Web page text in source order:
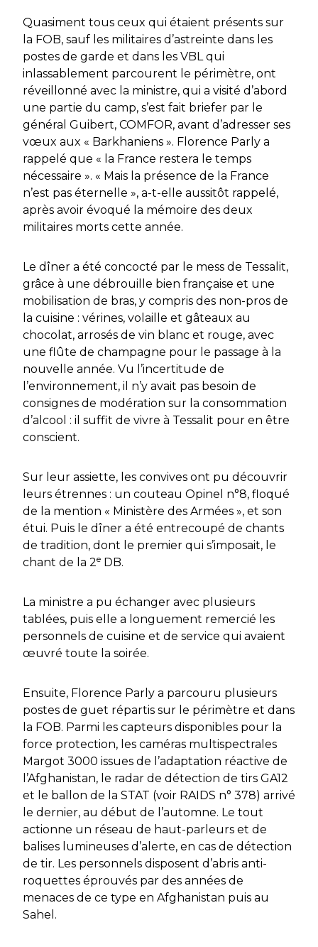
Quasiment tous ceux qui étaient présents sur
la FOB, sauf les militaires d’astreinte dans les
postes de garde et dans les VBL qui
inlassablement parcourent le périmètre, ont
réveillonné avec la ministre, qui a visité d’abord
une partie du camp, s’est fait briefer par le
général Guibert, COMFOR, avant d’adresser ses
vœux aux « Barkhaniens ». Florence Parly a
rappelé que « la France restera le temps
nécessaire ». « Mais la présence de la France
n’est pas éternelle », a-t-elle aussitôt rappelé,
après avoir évoqué la mémoire des deux
militaires morts cette année.
Le dîner a été concocté par le mess de Tessalit,
grâce à une débrouille bien française et une
mobilisation de bras, y compris des non-pros de
la cuisine : vérines, volaille et gâteaux au
chocolat, arrosés de vin blanc et rouge, avec
une flûte de champagne pour le passage à la
nouvelle année. Vu l’incertitude de
l’environnement, il n’y avait pas besoin de
consignes de modération sur la consommation
d’alcool : il suffit de vivre à Tessalit pour en être
conscient.
Sur leur assiette, les convives ont pu découvrir
leurs étrennes : un couteau Opinel n°8, floqué
de la mention « Ministère des Armées », et son
étui. Puis le dîner a été entrecoupé de chants
de tradition, dont le premier qui s’imposait, le
chant de la 2e DB.
La ministre a pu échanger avec plusieurs
tablées, puis elle a longuement remercié les
personnels de cuisine et de service qui avaient
œuvré toute la soirée.
Ensuite, Florence Parly a parcouru plusieurs
postes de guet répartis sur le périmètre et dans
la FOB. Parmi les capteurs disponibles pour la
force protection, les caméras multispectrales
Margot 3000 issues de l’adaptation réactive de
l’Afghanistan, le radar de détection de tirs GA12
et le ballon de la STAT (voir RAIDS n° 378) arrivé
le dernier, au début de l’automne. Le tout
actionne un réseau de haut-parleurs et de
balises lumineuses d’alerte, en cas de détection
de tir. Les personnels disposent d’abris anti-
roquettes éprouvés par des années de
menaces de ce type en Afghanistan puis au
Sahel.